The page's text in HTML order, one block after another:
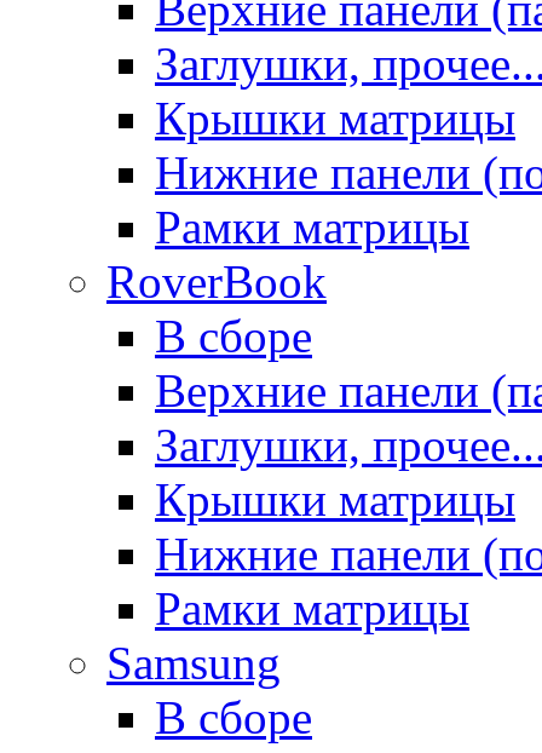
Заглушки,
Крышки матрицы
Нижние панели
Рамки матрицы
RoverBook
В сборе
Верхние панели
Заглушки,
Крышки матрицы
Нижние панели
Рамки матрицы
Samsung
В сборе